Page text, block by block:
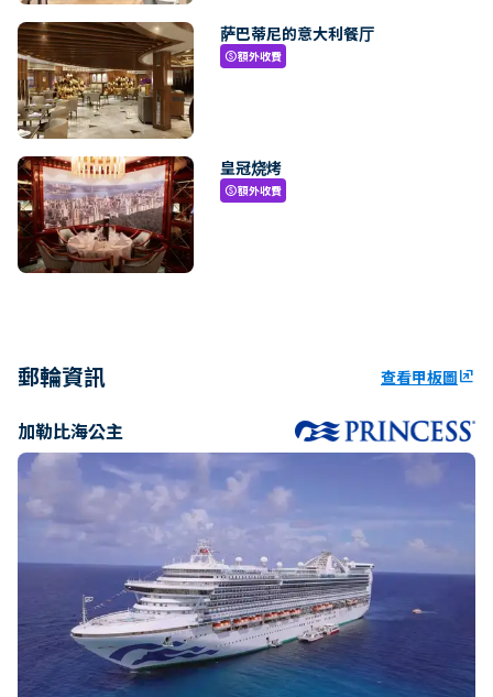
萨巴蒂尼的意大利餐厅
paid額外收費
皇冠烧烤
paid額外收費
郵輪資訊 查看甲板圖ungroup
加勒比海公主